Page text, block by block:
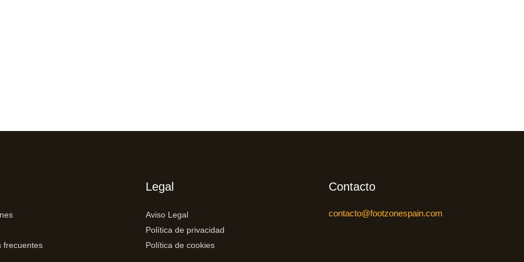
frecuentes
Legal
Aviso Legal
Política de privacidad
Política de cookies
Contacto
contacto@footzonespain.com